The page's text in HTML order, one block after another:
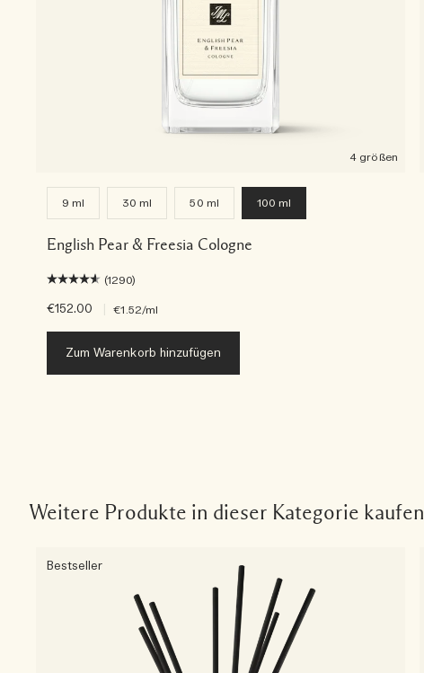
4 größen
9 ml 30 ml 50 ml 100 ml
English Pear & Freesia Cologne
(1290)
€152.00 €1.52/ml
Zum Warenkorb hinzufügen
Weitere Produkte in dieser Kategorie kaufen
Bestseller